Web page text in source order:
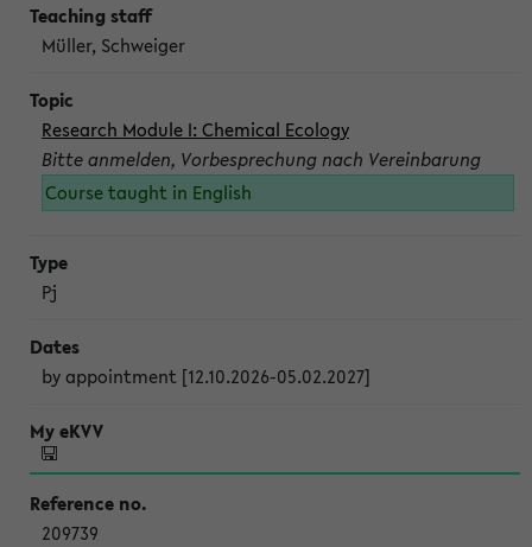
Müller, Schweiger
Research Module I: Chemical Ecology
Bitte anmelden, Vorbesprechung nach Vereinbarung
Course taught in English
Pj
by appointment [12.10.2026-05.02.2027]
209739